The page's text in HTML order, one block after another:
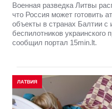
Военная разведка Литвы
что Россия может готовить
объекты в странах Балтии с
беспилотников украинского
сообщил портал 15min.lt.
ЛАТВИЯ